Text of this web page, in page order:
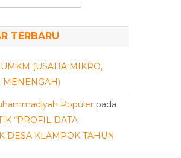
TERBARU
UMKM (USAHA MIKRO,
MENENGAH)
Populer pada
“PROFIL DATA
DESA KLAMPOK TAHUN